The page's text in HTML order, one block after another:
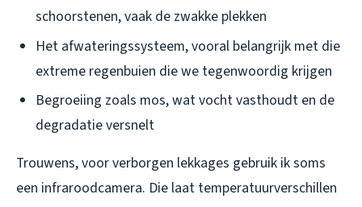
schoorstenen, vaak de zwakke plekken
Het afwateringssysteem, vooral belangrijk met die
extreme regenbuien die we tegenwoordig krijgen
Begroeiing zoals mos, wat vocht vasthoudt en de
degradatie versnelt
Trouwens, voor verborgen lekkages gebruik ik soms
een infraroodcamera. Die laat temperatuurverschillen